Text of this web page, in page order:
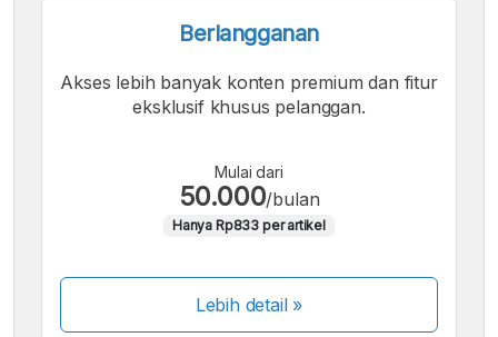
Berlangganan
Akses lebih banyak konten premium dan fitur
eksklusif khusus pelanggan.
Mulai dari
50.000/bulan
Hanya Rp833 per artikel
Lebih detail »